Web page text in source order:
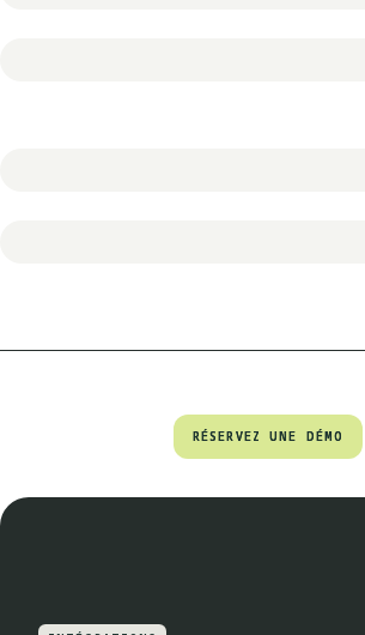
RÉSERVEZ UNE DÉMO
RÉSERVEZ UNE DÉMO